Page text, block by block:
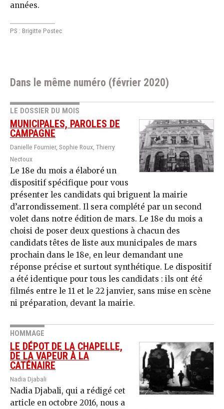
années.
PS : Brigitte Postec
Dans le même numéro (février 2020)
LE DOSSIER DU MOIS
MUNICIPALES, PAROLES DE
CAMPAGNE
Danielle Fournier, Sophie Roux, Thierry
Nectoux
Le 18e du mois a élaboré un
dispositif spécifique pour vous
présenter les candidats qui briguent la mairie
d’arrondissement. Il sera complété par un second
volet dans notre édition de mars. Le 18e du mois a
choisi de poser deux questions à chacun des
candidats têtes de liste aux municipales de mars
prochain dans le 18e, en leur demandant une
réponse précise et surtout synthétique. Le dispositif
a été identique pour tous les candidats : ils ont été
filmés entre le 11 et le 22 janvier, sans mise en scène
ni préparation, devant la mairie.
HOMMAGE
LE DÉPOT DE LA CHAPELLE,
DE LA VAPEUR À LA
CATÉNAIRE
Nadia Djabali
Nadia Djabali, qui a rédigé cet
article en octobre 2016, nous a